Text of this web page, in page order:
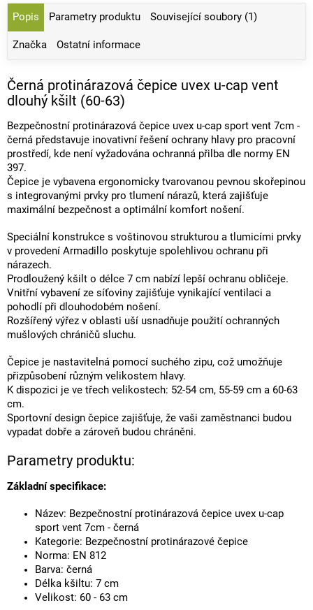
Popis Parametry produktu Související soubory (1)
Značka Ostatní informace
Černá protinárazová čepice uvex u-cap vent
dlouhý kšilt (60-63)
Bezpečnostní protinárazová čepice uvex u-cap sport vent 7cm -
černá představuje inovativní řešení ochrany hlavy pro pracovní
prostředí, kde není vyžadována ochranná přilba dle normy EN
397.
Čepice je vybavena ergonomicky tvarovanou pevnou skořepinou
s integrovanými prvky pro tlumení nárazů, která zajišťuje
maximální bezpečnost a optimální komfort nošení.
Speciální konstrukce s voštinovou strukturou a tlumicími prvky
v provedení Armadillo poskytuje spolehlivou ochranu při
nárazech.
Prodloužený kšilt o délce 7 cm nabízí lepší ochranu obličeje.
Vnitřní vybavení ze síťoviny zajišťuje vynikající ventilaci a
pohodlí při dlouhodobém nošení.
Rozšířený výřez v oblasti uší usnadňuje použití ochranných
mušlových chráničů sluchu.
Čepice je nastavitelná pomocí suchého zipu, což umožňuje
přizpůsobení různým velikostem hlavy.
K dispozici je ve třech velikostech: 52-54 cm, 55-59 cm a 60-63
cm.
Sportovní design čepice zajišťuje, že vaši zaměstnanci budou
vypadat dobře a zároveň budou chráněni.
Parametry produktu:
Základní specifikace:
Název: Bezpečnostní protinárazová čepice uvex u-cap
sport vent 7cm - černá
Kategorie: Bezpečnostní protinárazové čepice
Norma: EN 812
Barva: černá
Délka kšiltu: 7 cm
Velikost: 60 - 63 cm